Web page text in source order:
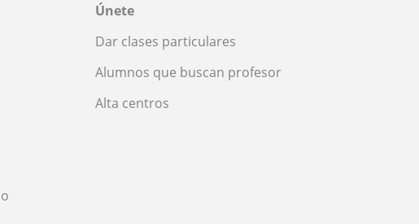
Únete
Dar clases particulares
Alumnos que buscan profesor
Alta centros